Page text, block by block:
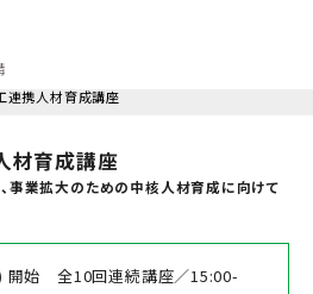
連携人材育成講座
材育成講座
事業拡大のための中核人材育成に向けて
開始 全10回連続講座／15:00-